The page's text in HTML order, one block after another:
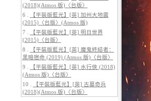
5.【平裝版藍光】[英] 巔峰獵殺
(2026)
(2018)(Atmos 版)〈台版〉
6 .
【平裝版藍光】[英] 加州大地震
(2015)〈台版〉(Atmos 版)
7 .
【平裝版藍光】[英] 明日世界
(2015)〈台版〉
8 .
【平裝版藍光】[英] 魔鬼終結者：
黑暗宿命 (2019) (Atmos 版)〈台版〉
9 .
【平裝版藍光】[英] 水行俠 (2018)
(Atmos 版)〈台版〉
10 .
【平裝版藍光】[英] 古墓奇兵
(2018)(Atmos 版)〈台版〉